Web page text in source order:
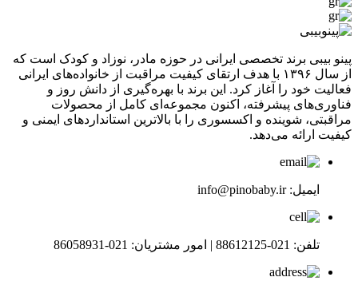
پینو بیبی برند تخصصی ایرانی در حوزه مادر، نوزاد و کودک است که
از سال ۱۳۹۶ با هدف ارتقای کیفیت مراقبت از خانواده‌های ایرانی
فعالیت خود را آغاز کرد. این برند با بهره‌گیری از دانش روز و
فناوری‌های پیشرفته، اکنون مجموعه‌ای کامل از محصولات
مراقبتی، شوینده و اکسسوری را با بالاترین استانداردهای ایمنی و
کیفیت ارائه می‌دهد.
ایمیل: info@pinobaby.ir
تلفن: 021-88612125
| امور مشتریان: 021-86058931